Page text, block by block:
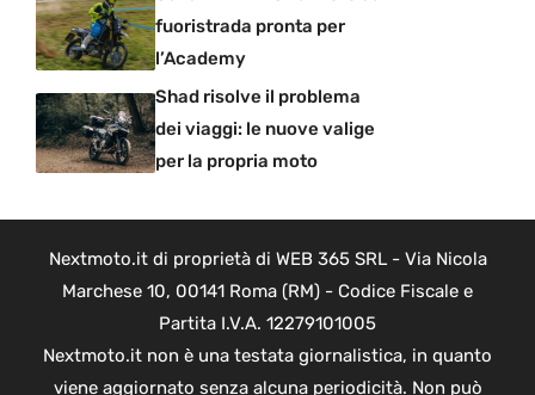
fuoristrada pronta per
l’Academy
Shad risolve il problema
dei viaggi: le nuove valige
per la propria moto
Nextmoto.it di proprietà di WEB 365 SRL - Via Nicola
Marchese 10, 00141 Roma (RM) - Codice Fiscale e
Partita I.V.A. 12279101005
Nextmoto.it non è una testata giornalistica, in quanto
viene aggiornato senza alcuna periodicità. Non può